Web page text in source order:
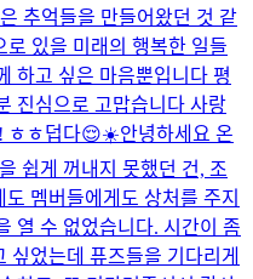
추억들을 만들어왔던 것 같
있을 미래의 행복한 일들
하고 싶은 마음뿐입니다 평
진심으로 고맙습니다 사랑
ㅎㅎ덥다😌☀️안녕하세요 온
쉽게 꺼내지 못했던 건, 조
멤버들에게도 상처를 주지
열 수 없었습니다. 시간이 좀
싶었는데 퓨즈들을 기다리게